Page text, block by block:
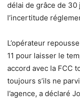
délai de grâce de
l’incertitude
L’opérateur
11 pour laisser le
accord avec la FCC
toujours s’ils ne
l’agence, a déclaré